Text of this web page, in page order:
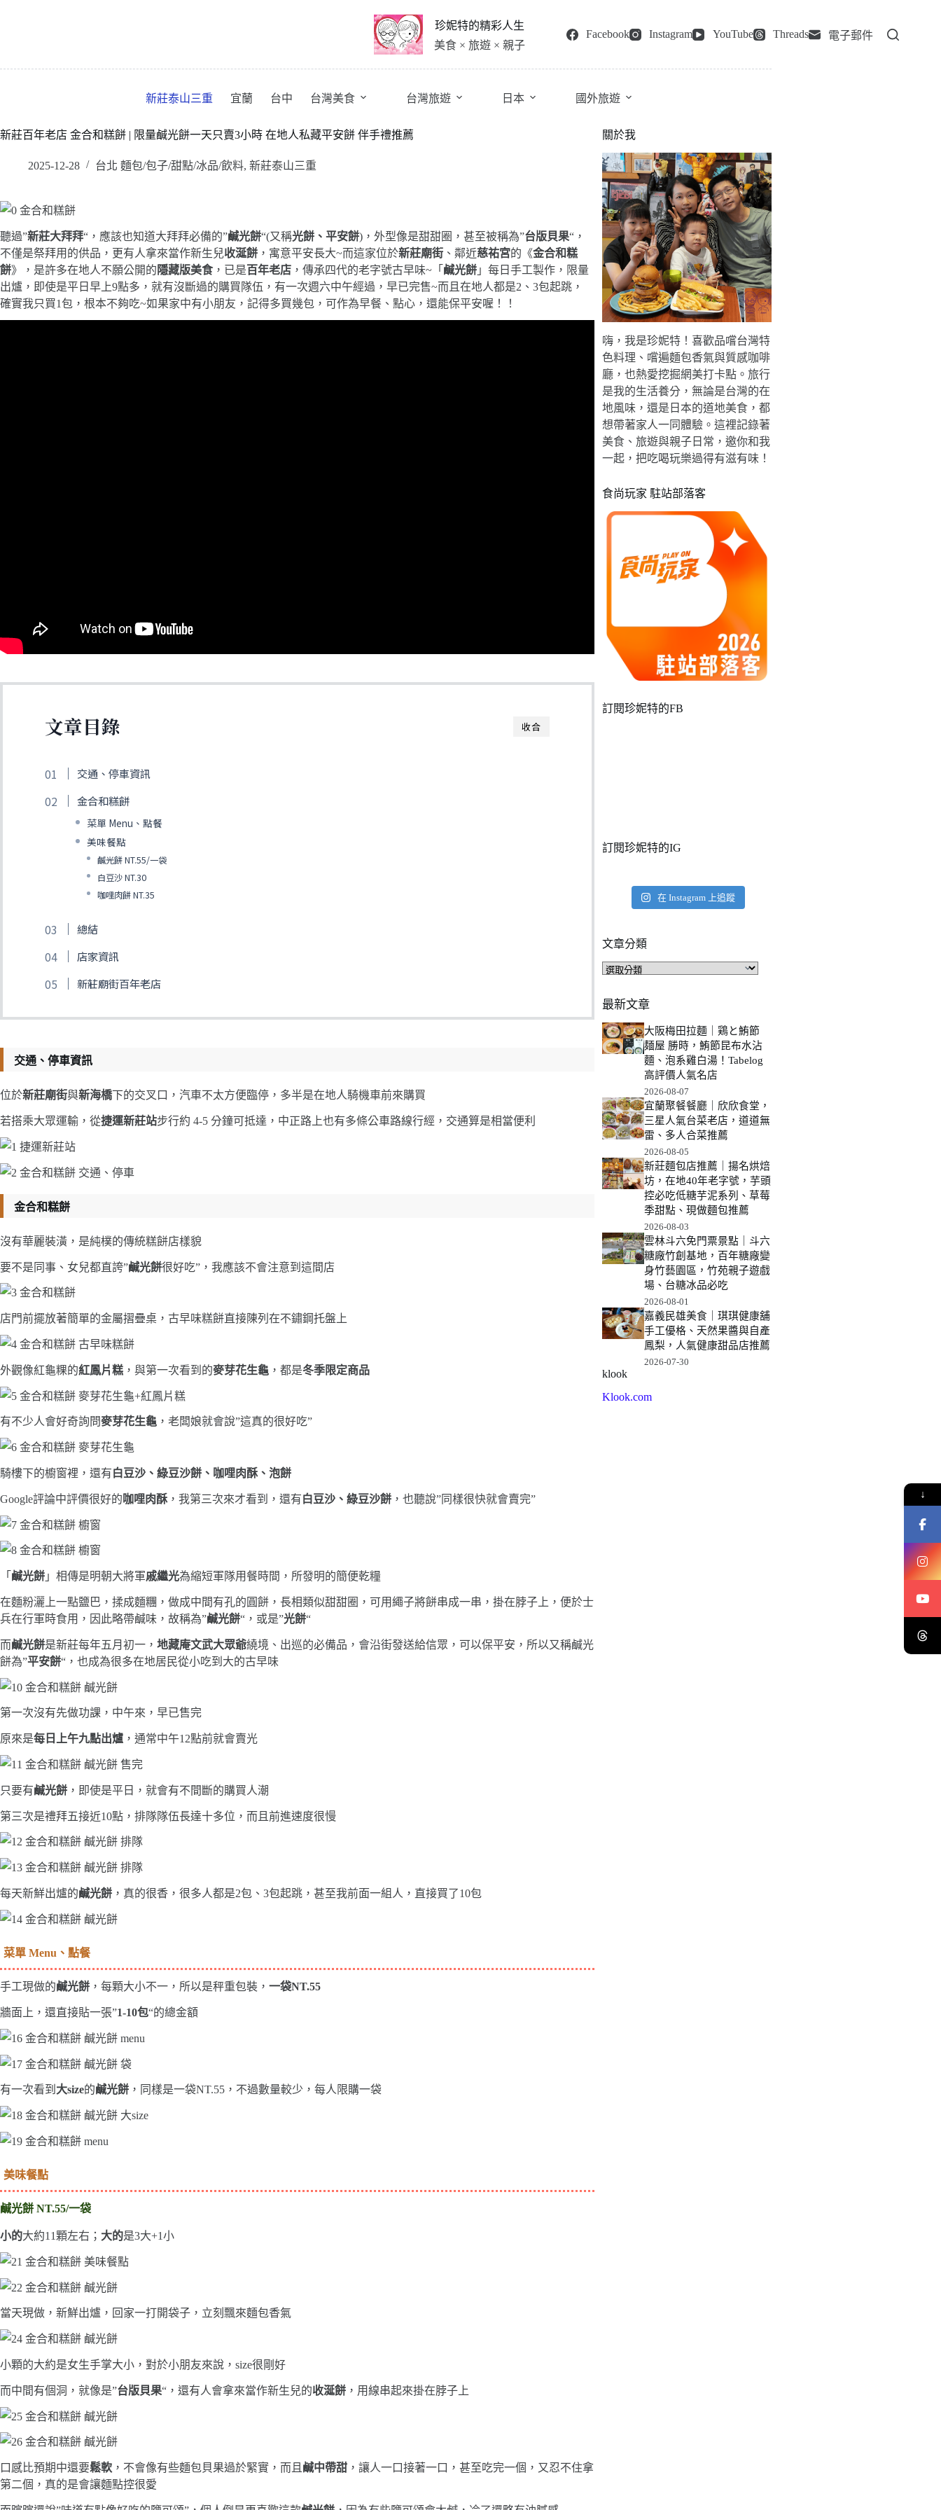
珍妮特的精彩人生
美食 × 旅遊 × 親子
Facebook Instagram YouTube Threads 電子郵件
新莊泰山三重 宜蘭 台中 台灣美食 台灣旅遊 日本 國外旅遊
新莊百年老店 金合和糕餅 | 限量鹹光餅一天只賣3小時 在地人私藏平安餅 伴手禮推薦
2025-12-28 台北 麵包/包子/甜點/冰品/飲料, 新莊泰山三重
聽過”新莊大拜拜“，應該也知道大拜拜必備的”鹹光餅“(又稱光餅、平安餅)，外型像是甜甜圈，甚至被稱為”台版貝果“，
不僅是祭拜用的供品，更有人拿來當作新生兒收涎餅 ，寓意平安長大~而這家位於新莊廟街 、鄰近慈祐宮的《金合和糕
餅》，是許多在地人不願公開的 隱藏版美食，已是百年老店 ，傳承四代的老字號古早味~「 鹹光餅 」每日手工製作，限量
出爐，即使是平日早上9點多，就有沒斷過的購買隊伍，有一次週六中午經過，早已完售~而且在地人都是2、3包起跳，
確實我只買1包，根本不夠吃~如果家中有小朋友，記得多買幾包，可作為早餐、點心，還能保平安喔！！
收合
文章目錄
交通、停車資訊
金合和糕餅
菜單 Menu、點餐
美味餐點
鹹光餅 NT.55/一袋
白豆沙 NT.30
咖哩肉餅 NT.35
總結
店家資訊
新莊廟街百年老店
交通、停車資訊
位於新莊廟街與新海橋下的交叉口，汽車不太方便臨停，多半是在地人騎機車前來購買
若搭乘大眾運輸，從捷運新莊站步行約 4-5 分鐘可抵達，中正路上也有多條公車路線行經，交通算是相當便利
金合和糕餅
沒有華麗裝潢，是純樸的傳統糕餅店樣貌
要不是同事、女兒都直誇”鹹光餅很好吃”，我應該不會注意到這間店
店門前擺放著簡單的金屬摺疊桌，古早味糕餅直接陳列在不鏽鋼托盤上
外觀像紅龜粿的紅鳳片糕 ，與第一次看到的麥芽花生龜 ，都是冬季限定商品
有不少人會好奇詢問麥芽花生龜 ，老闆娘就會說”這真的很好吃”
騎樓下的櫥窗裡，還有白豆沙、綠豆沙餅、咖哩肉酥、泡餅
Google評論中評價很好的咖哩肉酥，我第三次來才看到，還有白豆沙、綠豆沙餅 ，也聽說”同樣很快就會賣完”
「 鹹光餅 」相傳是明朝大將軍戚繼光為縮短軍隊用餐時間，所發明的簡便乾糧
在麵粉灑上一點鹽巴，揉成麵糰，做成中間有孔的圓餅，長相類似甜甜圈，可用繩子將餅串成一串，掛在脖子上，便於士
兵在行軍時食用，因此略帶鹹味，故稱為”鹹光餅“，或是”光餅“
而鹹光餅是新莊每年五月初一， 地藏庵文武大眾爺繞境、出巡的必備品，會沿街發送給信眾，可以保平安，所以又稱鹹光
餅為”平安餅“，也成為很多在地居民從小吃到大的古早味
第一次沒有先做功課，中午來，早已售完
原來是每日上午九點出爐 ，通常中午12點前就會賣光
只要有鹹光餅 ，即使是平日，就會有不間斷的購買人潮
第三次是禮拜五接近10點，排隊隊伍長達十多位，而且前進速度很慢
每天新鮮出爐的鹹光餅 ，真的很香，很多人都是2包、3包起跳，甚至我前面一組人，直接買了10包
菜單 Menu、點餐
手工現做的鹹光餅 ，每顆大小不一，所以是秤重包裝， 一袋NT.55
牆面上，還直接貼一張”1-10包“的總金額
有一次看到 大size的鹹光餅 ，同樣是一袋NT.55，不過數量較少，每人限購一袋
美味餐點
鹹光餅 NT.55/一袋
小的大約11顆左右； 大的是3大+1小
當天現做，新鮮出爐，回家一打開袋子，立刻飄來麵包香氣
小顆的大約是女生手掌大小，對於小朋友來說，size很剛好
而中間有個洞，就像是”台版貝果“，還有人會拿來當作新生兒的收涎餅 ，用線串起來掛在脖子上
口感比預期中還要鬆軟 ，不會像有些麵包貝果過於緊實，而且 鹹中帶甜 ，讓人一口接著一口，甚至吃完一個，又忍不住拿
第二個，真的是會讓麵點控很愛
關於我
嗨，我是珍妮特！喜歡品嚐台灣特
色料理、嚐遍麵包香氣與質感咖啡
廳，也熱愛挖掘網美打卡點。旅行
是我的生活養分，無論是台灣的在
地風味，還是日本的道地美食，都
想帶著家人一同體驗。這裡記錄著
美食、旅遊與親子日常，邀你和我
一起，把吃喝玩樂過得有滋有味！
食尚玩家 駐站部落客
訂閱珍妮特的FB
訂閱珍妮特的IG
在 Instagram 上追蹤
文章分類
文
分
類
最新文章
大阪梅田拉麵｜鶏と鮪節
麺屋 勝時，鮪節昆布水沾
麵、泡系雞白湯！Tabelog
高評價人氣名店
2026-08-07
宜蘭聚餐餐廳｜欣欣食堂，
三星人氣台菜老店，道道無
雷、多人合菜推薦
2026-08-05
新莊麵包店推薦｜揚名烘焙
坊，在地40年老字號，芋頭
控必吃低糖芋泥系列、草莓
季甜點、現做麵包推薦
2026-08-03
雲林斗六免門票景點｜斗六
糖廠竹創基地，百年糖廠變
身竹藝園區，竹苑親子遊戲
場、台糖冰品必吃
2026-08-01
嘉義民雄美食｜琪琪健康舖
手工優格、天然果醬與自產
鳳梨，人氣健康甜品店推薦
2026-07-30
klook
Klook.com
↓